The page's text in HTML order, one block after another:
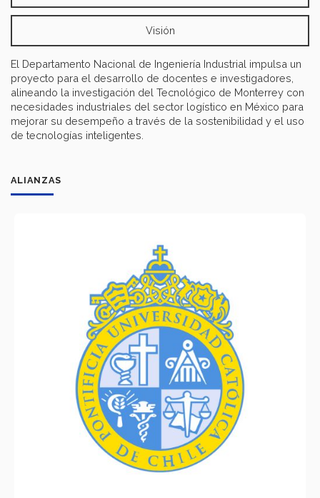
Visión
El Departamento Nacional de Ingeniería Industrial impulsa un
proyecto para el desarrollo de docentes e investigadores,
alineando la investigación del Tecnológico de Monterrey con
necesidades industriales del sector logístico en México para
mejorar su desempeño a través de la sostenibilidad y el uso
de tecnologías inteligentes.
ALIANZAS